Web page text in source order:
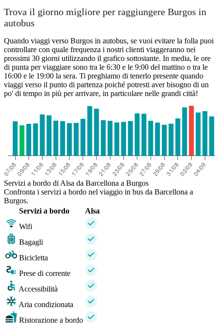
Trova il giorno migliore per raggiungere Burgos in
autobus
Quando viaggi verso Burgos in autobus, se vuoi evitare la folla puoi
controllare con quale frequenza i nostri clienti viaggeranno nei
prossimi 30 giorni utilizzando il grafico sottostante. In media, le ore
di punta per viaggiare sono tra le 6:30 e le 9:00 del mattino o tra le
16:00 e le 19:00 la sera. Ti preghiamo di tenerlo presente quando
viaggi verso il punto di partenza poiché potresti aver bisogno di un
po' di tempo in più per arrivare, in particolare nelle grandi città!
Servizi a bordo di Alsa da Barcellona a Burgos
Confronta i servizi a bordo nel viaggio in bus da Barcellona a
Burgos.
Servizi a bordo
Alsa
Wifi
Bagagli
Bicicletta
Prese di corrente
Accessibilità
Aria condizionata
Ristorazione a bordo